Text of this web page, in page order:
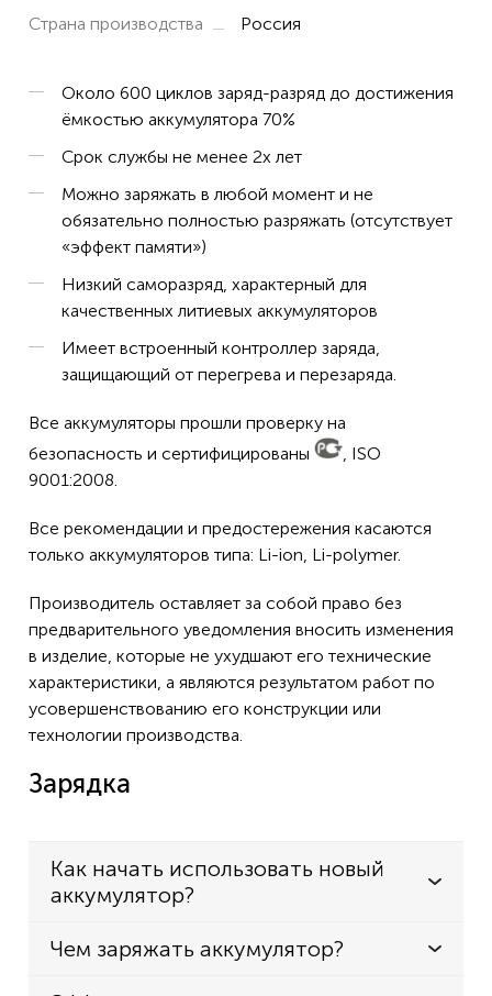
Страна производства Россия
Около 600 циклов заряд-разряд до достижения
ёмкостью аккумулятора 70%
Срок службы не менее 2х лет
Можно заряжать в любой момент и не
обязательно полностью разряжать (отсутствует
«эффект памяти»)
Низкий саморазряд, характерный для
качественных литиевых аккумуляторов
Имеет встроенный контроллер заряда,
защищающий от перегрева и перезаряда.
Все аккумуляторы прошли проверку на
безопасность и сертифицированы
, ISO
9001:2008.
Все рекомендации и предостережения касаются
только аккумуляторов типа: Li-ion, Li-polymer.
Производитель оставляет за собой право без
предварительного уведомления вносить изменения
в изделие, которые не ухудшают его технические
характеристики, а являются результатом работ по
усовершенствованию его конструкции или
технологии производства.
Зарядка
Как начать использовать новый
аккумулятор?
Чем заряжать аккумулятор?